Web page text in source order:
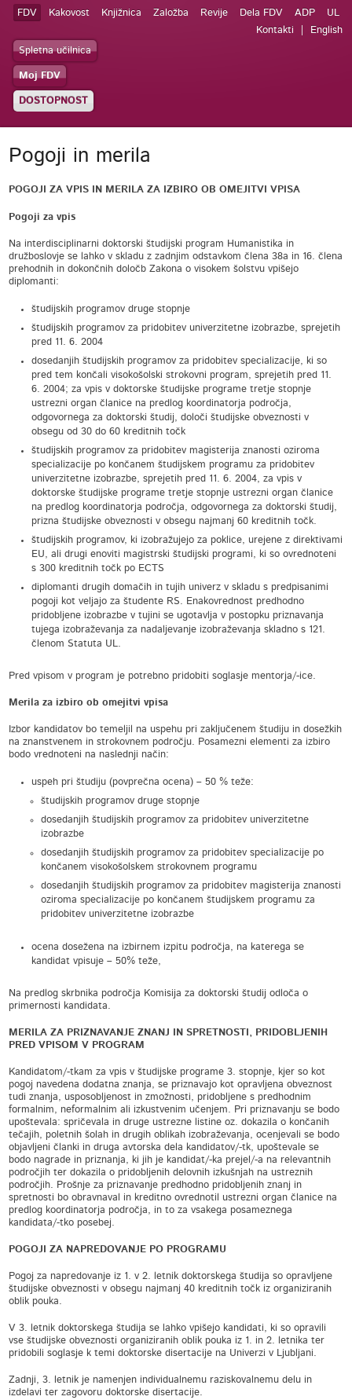
FDV Kakovost Knjižnica Založba Revije Dela FDV ADP
UL
Kontakti
English
Spletna učilnica
Moj FDV
DOSTOPNOST
Pogoji in merila
POGOJI ZA VPIS IN MERILA ZA IZBIRO OB OMEJITVI VPISA
Pogoji za vpis
Na interdisciplinarni doktorski študijski program Humanistika in
družboslovje se lahko v skladu z zadnjim odstavkom člena 38a in 16. člena
prehodnih in dokončnih določb Zakona o visokem šolstvu vpišejo
diplomanti:
študijskih programov druge stopnje
študijskih programov za pridobitev univerzitetne izobrazbe, sprejetih
pred 11. 6. 2004
dosedanjih študijskih programov za pridobitev specializacije, ki so
pred tem končali visokošolski strokovni program, sprejetih pred 11.
6. 2004; za vpis v doktorske študijske programe tretje stopnje
ustrezni organ članice na predlog koordinatorja področja,
odgovornega za doktorski študij, določi študijske obveznosti v
obsegu od 30 do 60 kreditnih točk
študijskih programov za pridobitev magisterija znanosti oziroma
specializacije po končanem študijskem programu za pridobitev
univerzitetne izobrazbe, sprejetih pred 11. 6. 2004, za vpis v
doktorske študijske programe tretje stopnje ustrezni organ članice
na predlog koordinatorja področja, odgovornega za doktorski študij,
prizna študijske obveznosti v obsegu najmanj 60 kreditnih točk.
študijskih programov, ki izobražujejo za poklice, urejene z direktivami
EU, ali drugi enoviti magistrski študijski programi, ki so ovrednoteni
s 300 kreditnih točk po ECTS
diplomanti drugih domačih in tujih univerz v skladu s predpisanimi
pogoji kot veljajo za študente RS. Enakovrednost predhodno
pridobljene izobrazbe v tujini se ugotavlja v postopku priznavanja
tujega izobraževanja za nadaljevanje izobraževanja skladno s 121.
členom Statuta UL.
Pred vpisom v program je potrebno pridobiti soglasje mentorja/-ice.
Merila za izbiro ob omejitvi vpisa
Izbor kandidatov bo temeljil na uspehu pri zaključenem študiju in dosežkih
na znanstvenem in strokovnem področju. Posamezni elementi za izbiro
bodo vrednoteni na naslednji način:
uspeh pri študiju (povprečna ocena) – 50 % teže:
študijskih programov druge stopnje
dosedanjih študijskih programov za pridobitev univerzitetne
izobrazbe
dosedanjih študijskih programov za pridobitev specializacije po
končanem visokošolskem strokovnem programu
dosedanjih študijskih programov za pridobitev magisterija znanosti
oziroma specializacije po končanem študijskem programu za
pridobitev univerzitetne izobrazbe
ocena dosežena na izbirnem izpitu področja, na katerega se
kandidat vpisuje – 50% teže,
Na predlog skrbnika področja Komisija za doktorski študij odloča o
primernosti kandidata.
MERILA ZA PRIZNAVANJE ZNANJ IN SPRETNOSTI, PRIDOBLJENIH
PRED VPISOM V PROGRAM
Kandidatom/-tkam za vpis v študijske programe 3. stopnje, kjer so kot
pogoj navedena dodatna znanja, se priznavajo kot opravljena obveznost
tudi znanja, usposobljenost in zmožnosti, pridobljene s predhodnim
formalnim, neformalnim ali izkustvenim učenjem. Pri priznavanju se bodo
upoštevala: spričevala in druge ustrezne listine oz. dokazila o končanih
tečajih, poletnih šolah in drugih oblikah izobraževanja, ocenjevali se bodo
objavljeni članki in druga avtorska dela kandidatov/-tk, upoštevale se
bodo nagrade in priznanja, ki jih je kandidat/-ka prejel/-a na relevantnih
področjih ter dokazila o pridobljenih delovnih izkušnjah na ustreznih
področjih. Prošnje za priznavanje predhodno pridobljenih znanj in
spretnosti bo obravnaval in kreditno ovrednotil ustrezni organ članice na
predlog koordinatorja področja, in to za vsakega posameznega
kandidata/-tko posebej.
POGOJI ZA NAPREDOVANJE PO PROGRAMU
Pogoj za napredovanje iz 1. v 2. letnik doktorskega študija so opravljene
študijske obveznosti v obsegu najmanj 40 kreditnih točk iz organiziranih
oblik pouka.
V 3. letnik doktorskega študija se lahko vpišejo kandidati, ki so opravili
vse študijske obveznosti organiziranih oblik pouka iz 1. in 2. letnika ter
pridobili soglasje k temi doktorske disertacije na Univerzi v Ljubljani.
Zadnji, 3. letnik je namenjen individualnemu raziskovalnemu delu in
izdelavi ter zagovoru doktorske disertacije.